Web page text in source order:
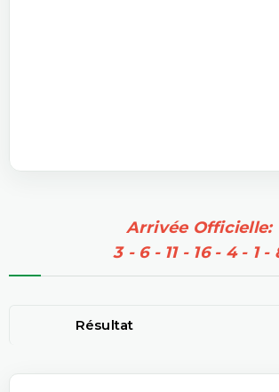
Arrivée Officielle:
3 - 6 - 11 - 16 - 4 - 1 -
Résultat